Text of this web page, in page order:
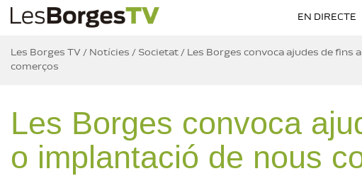
EN DIRECTE
Les Borges TV / Notícies / Societat / Les Borges convoca ajudes de fins
comerços
Reproduint
Especial 8M | Veus
fan camí – Pilar
Boronat
Les Borges convoca
o implantació de nous